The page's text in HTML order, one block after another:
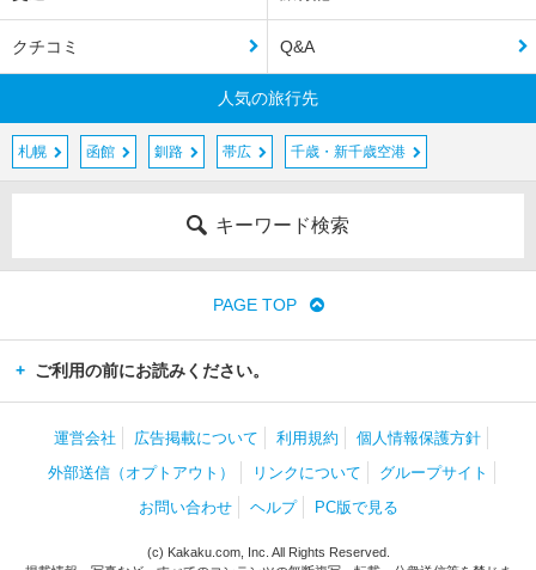
クチコミ Q&A
人気の旅行先
札幌 函館 釧路 帯広 千歳・新千歳空港
キーワード検索
PAGE TOP
ご利用の前にお読みください。
運営会社 広告掲載について 利用規約
個人情報保護方針
外部送信（オプトアウト）
リンクについて
グループサイト
お問い合わせ
ヘルプ PC版で見る
(c) Kakaku.com, Inc. All Rights Reserved.